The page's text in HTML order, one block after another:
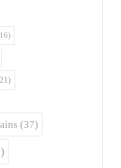
(37)